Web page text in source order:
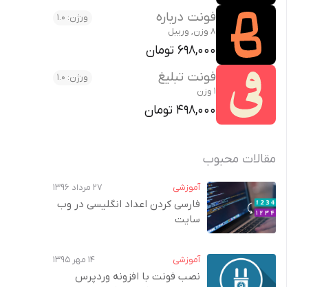
فونت درباره
ورژن: 1.0
8 وزن, وریبل
698,000 تومان
فونت تبلیغ
ورژن: 1.0
1 وزن
498,000 تومان
مقالات محبوب
آموزشی ۲۷ مرداد ۱۳۹۶
فارسی کردن اعداد انگلیسی در وب‌
سایت
آموزشی ۱۴ مهر ۱۳۹۵
نصب فونت با افزونه وردپرس